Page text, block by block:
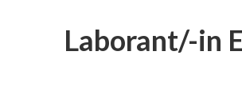
Laborant/-in